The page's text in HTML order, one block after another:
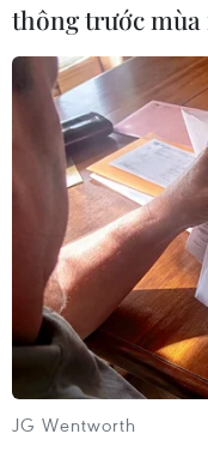
đồng.
Riêng trong ngày
dụng tổng số tiền
bạc.
Cơ quan điều
vụ án./.
thông trước mùa
JG Wentworth